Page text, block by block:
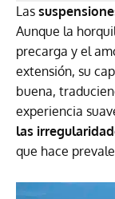
Las
Aunque la
precarga y el
extensión, su
buena,
experiencia
las
que hace